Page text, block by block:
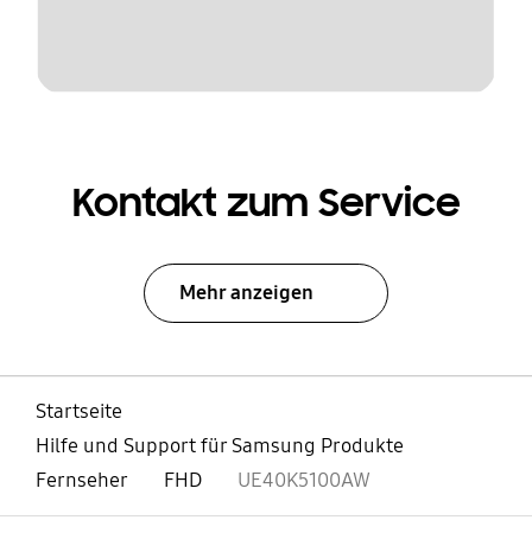
Kontakt zum Service
Mehr anzeigen
Startseite
Hilfe und Support für Samsung Produkte
Fernseher
FHD UE40K5100AW